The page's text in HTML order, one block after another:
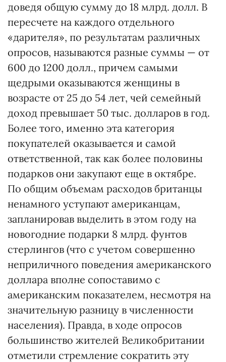
доведя общую сумму до 18 млрд. долл. В
пересчете на каждого отдельного
«дарителя», по результатам различных
опросов, называются разные суммы — от
600 до 1200 долл., причем самыми
щедрыми оказываются женщины в
возрасте от 25 до 54 лет, чей семейный
доход превышает 50 тыс. долларов в год.
Более того, именно эта категория
покупателей оказывается и самой
ответственной, так как более половины
подарков они закупают еще в октябре.
По общим объемам расходов британцы
ненамного уступают американцам,
запланировав выделить в этом году на
новогодние подарки 8 млрд. фунтов
стерлингов (что с учетом совершенно
неприличного поведения американского
доллара вполне сопоставимо с
американским показателем, несмотря на
значительную разницу в численности
населения). Правда, в ходе опросов
большинство жителей Великобритании
отметили стремление сократить эту